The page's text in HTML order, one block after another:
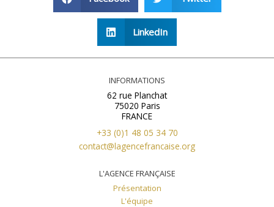
LinkedIn
INFORMATIONS
62 rue Planchat
75020 Paris
FRANCE
+33 (0)1 48 05 34 70
contact@lagencefrancaise.org
L'AGENCE FRANÇAISE
Présentation
L'équipe